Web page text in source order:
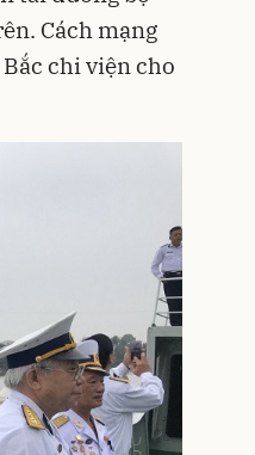
Cách mạng
chi viện cho